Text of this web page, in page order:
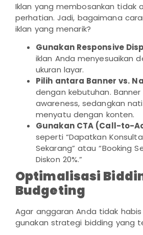
Iklan yang membosankan tidak
perhatian. Jadi, bagaimana
iklan yang menarik?
Gunakan Responsive
iklan Anda menyesuaikan
ukuran layar.
Pilih antara Banner vs.
dengan kebutuhan.
awareness, sedangkan
menyatu dengan konten.
Gunakan CTA (Call-to-
seperti “Dapatkan
Sekarang” atau “Booking
Diskon 20%.”
Optimalisasi
Budgeting
Agar anggaran Anda tidak
gunakan strategi bidding yang